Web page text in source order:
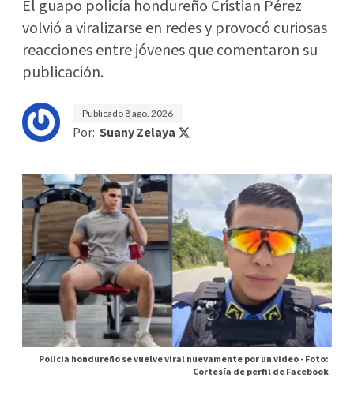
El guapo policía hondureño Cristian Pérez
volvió a viralizarse en redes y provocó curiosas
reacciones entre jóvenes que comentaron su
publicación.
Publicado 8 ago. 2026
Por: Suany Zelaya
Policia hondureño se vuelve viral nuevamente por un video -Foto:
Cortesía de perfil de Facebook